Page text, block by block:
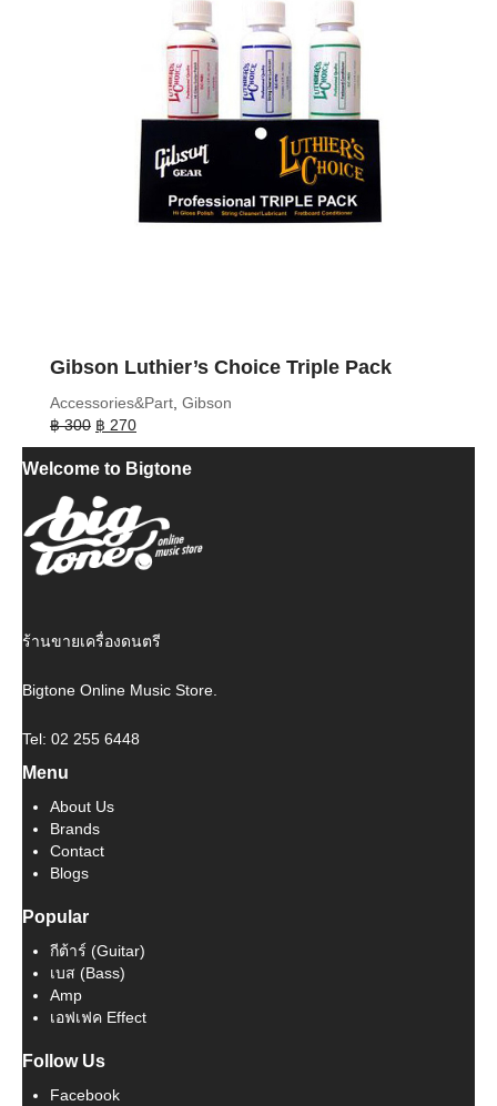
Gibson Luthier’s Choice Triple Pack
Accessories&Part, Gibson
฿300 Original
price
was:
฿ 270Current
price
is:
Welcome to Bigtone
ร้านขายเครื่องดนตรี
Bigtone Online Music Store.
Tel: 02 255 6448
Menu
About Us
Brands
Contact
Blogs
Popular
กีต้าร์ (Guitar)
เบส (Bass)
Amp
เอฟเฟค Effect
Follow Us
Facebook